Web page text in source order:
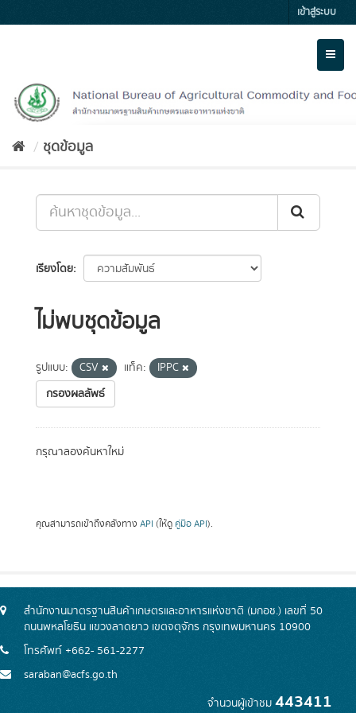
to
เข้าสู่ระบบ
ชุดข้อมูล
เรียงโดย
ไม่พบชุดข้อมูล
รูปแบบ: CSV แท็ค:
IPPC
กรองผลลัพธ์
กรุณาลองค้นหาใหม่
คุณสามารถเข้าถึงคลังทาง API (ให้ดู คู่มือ API).
สำนักงานมาตรฐานสินค้าเกษตรและอาหารแห่งชาติ (มกอช.) เลขที่ 50
ถนนพหลโยธิน แขวงลาดยาว เขตจตุจักร กรุงเทพมหานคร 10900
โทรศัพท์ +662- 561-2277
saraban@acfs.go.th
จำนวนผู้เข้าชม 443411